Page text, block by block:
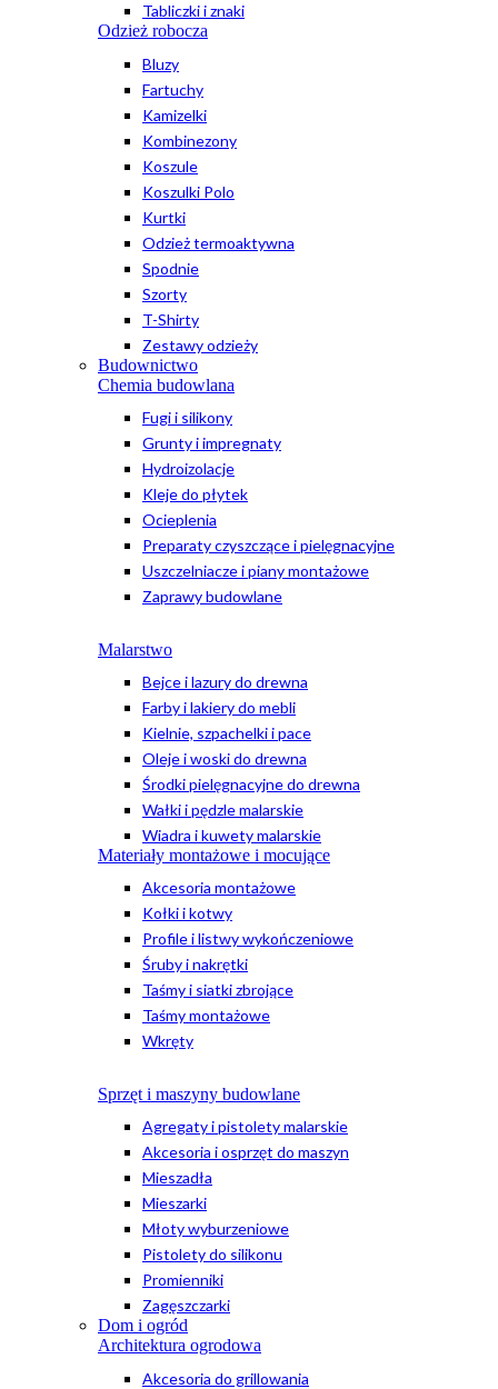
Tabliczki i znaki
Odzież robocza
Bluzy
Fartuchy
Kamizelki
Kombinezony
Koszule
Koszulki Polo
Kurtki
Odzież termoaktywna
Spodnie
Szorty
T-Shirty
Zestawy odzieży
Budownictwo
Chemia budowlana
Fugi i silikony
Grunty i impregnaty
Hydroizolacje
Kleje do płytek
Ocieplenia
Preparaty czyszczące i pielęgnacyjne
Uszczelniacze i piany montażowe
Zaprawy budowlane
Malarstwo
Bejce i lazury do drewna
Farby i lakiery do mebli
Kielnie, szpachelki i pace
Oleje i woski do drewna
Środki pielęgnacyjne do drewna
Wałki i pędzle malarskie
Wiadra i kuwety malarskie
Materiały montażowe i mocujące
Akcesoria montażowe
Kołki i kotwy
Profile i listwy wykończeniowe
Śruby i nakrętki
Taśmy i siatki zbrojące
Taśmy montażowe
Wkręty
Sprzęt i maszyny budowlane
Agregaty i pistolety malarskie
Akcesoria i osprzęt do maszyn
Mieszadła
Mieszarki
Młoty wyburzeniowe
Pistolety do silikonu
Promienniki
Zagęszczarki
Dom i ogród
Architektura ogrodowa
Akcesoria do grillowania